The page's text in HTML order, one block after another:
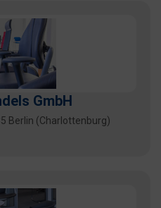
GmbH
Berlin (Charlottenburg)